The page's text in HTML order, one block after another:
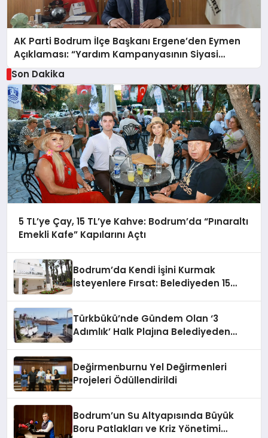
AK Parti Bodrum İlçe Başkanı Ergene’den Eymen
Açıklaması: “Yardım Kampanyasının Siyasi
Malzeme Yapılmasını Kınıyorum”
Son Dakika
5 TL’ye Çay, 15 TL’ye Kahve: Bodrum’da “Pınaraltı
Emekli Kafe” Kapılarını Açtı
Bodrum’da Kendi İşini Kurmak
İsteyenlere Fırsat: Belediyeden 15
Türkbükü’nde Gündem Olan ‘3
Adımlık’ Halk Plajına Belediyeden
Değirmenburnu Yel Değirmenleri
Projeleri Ödüllendirildi
Bodrum’un Su Altyapısında Büyük
Boru Patlakları ve Kriz Yönetimi